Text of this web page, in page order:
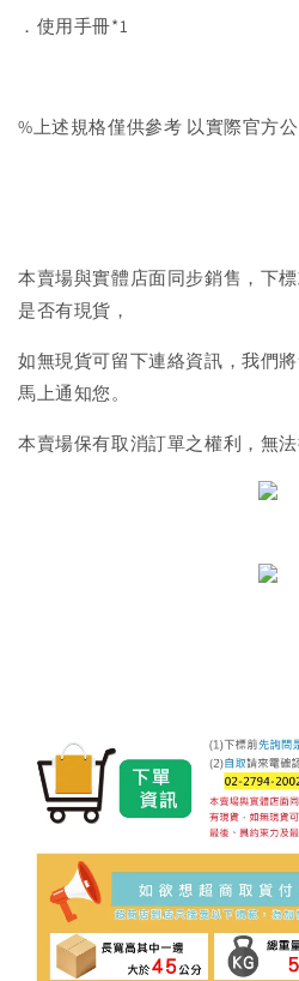
．使用手冊*1
%上述規格僅供參考 以實際官方
本賣場與實體店面同步銷售，下
是否有現貨，
如無現貨可留下連絡資訊，我們
馬上通知您。
本賣場保有取消訂單之權利，無法